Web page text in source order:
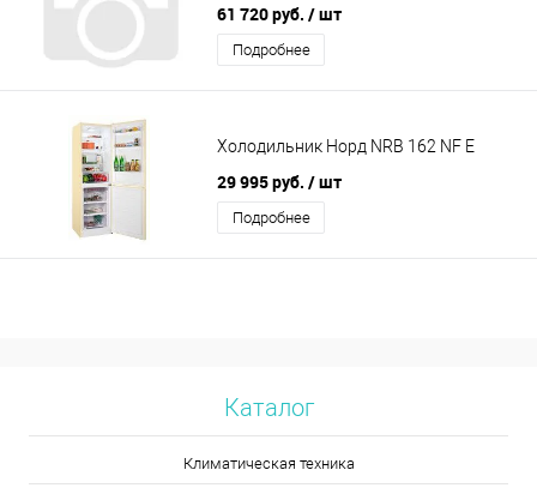
61 720 руб. / шт
Подробнее
Холодильник Норд NRB 162 NF E
29 995 руб. / шт
Подробнее
Каталог
Климатическая техника